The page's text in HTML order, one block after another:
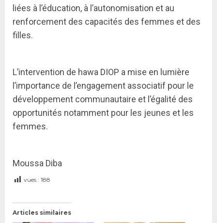
liées à l’éducation, à l’autonomisation et au
renforcement des capacités des femmes et des
filles.
L’intervention de hawa DIOP a mise en lumière
l’importance de l’engagement associatif pour le
développement communautaire et l’égalité des
opportunités notamment pour les jeunes et les
femmes.
Moussa Diba
vues : 188
Articles similaires